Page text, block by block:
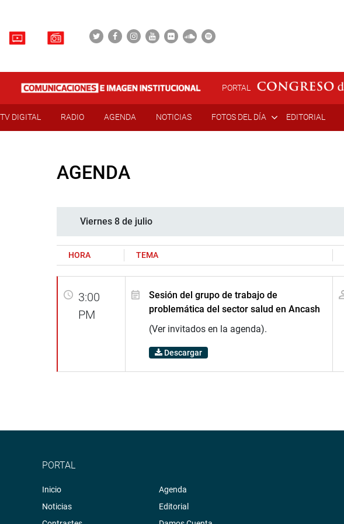
PORTAL
TV DIGITAL RADIO AGENDA NOTICIAS FOTOS DEL DÍA EDITORIAL
AGENDA
Viernes 8 de julio
HORA TEMA
3:00
PM
Sesión del grupo de trabajo de
problemática del sector salud en Ancash
(Ver invitados en la agenda).
Descargar
PORTAL
Inicio
Noticias
Agenda
Editorial